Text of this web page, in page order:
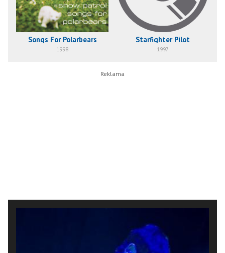
Songs For Polarbears
1998
Starfighter Pilot
1997